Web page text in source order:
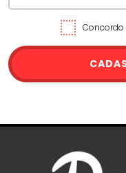
Concordo